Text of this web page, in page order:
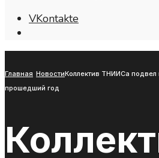
VKontakte
Главная НовостиКоллектив ТНИИСа подвел
прошедший год